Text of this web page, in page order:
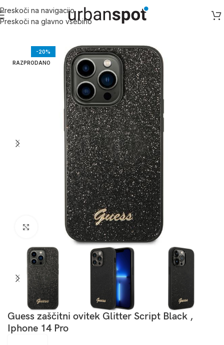
Preskoči na navigacijo
Preskoči na glavno vsebino
Domov/Apple/Apple iPhone 14 serija /iPhone 14 Pro
-20%
RAZPRODANO
Kliknite za povečavo
Guess zaščitni ovitek Glitter Script Black ,
Iphone 14 Pro